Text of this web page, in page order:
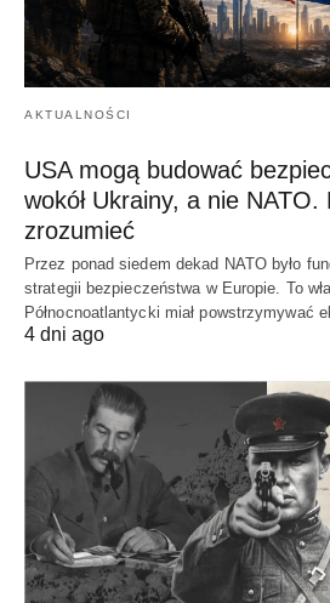
AKTUALNOŚCI
USA mogą budować
wokół Ukrainy, a nie
zrozumieć
Przez ponad siedem dekad NATO było
strategii bezpieczeństwa w Europie. To
Północnoatlantycki miał powstrzymywać
4 dni ago